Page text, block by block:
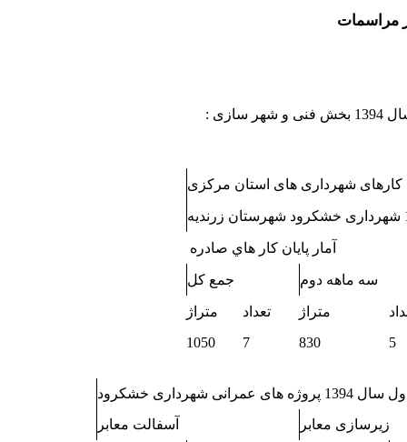
سازی :
آمار پايان كار هاي صادره
سه ماهه دوم جمع کل
متراژ تعداد
متراژ
5
830
7
1050
زیرسازی معابر
آسفالت معابر